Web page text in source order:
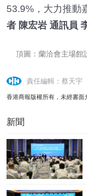
53.9%，大力推動
者 陳宏岩 通訊員
頂圖：蘭洽會主場館
責任編輯：蔡天宇
香港商報版權所有，未經書面
新聞